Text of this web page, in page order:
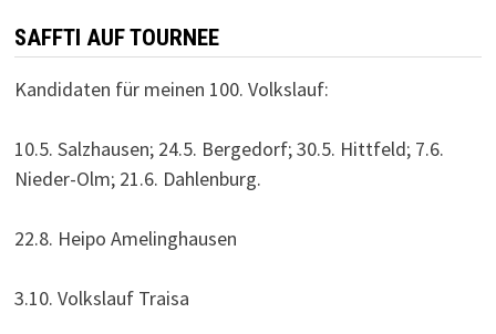
SAFFTI AUF TOURNEE
Kandidaten für meinen 100. Volkslauf:
10.5. Salzhausen; 24.5. Bergedorf; 30.5. Hittfeld; 7.6.
Nieder-Olm; 21.6. Dahlenburg.
22.8. Heipo Amelinghausen
3.10. Volkslauf Traisa